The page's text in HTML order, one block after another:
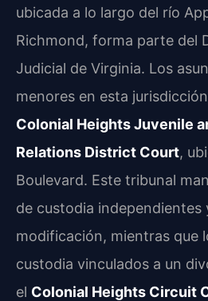
ubicada a lo largo del río
Richmond, forma parte del
Judicial de Virginia. Los
menores en esta
Colonial Heights Juvenile
Relations District Court,
Boulevard. Este tribunal
de custodia independientes
modificación, mientras que
custodia vinculados a un
el Colonial Heights Circuit